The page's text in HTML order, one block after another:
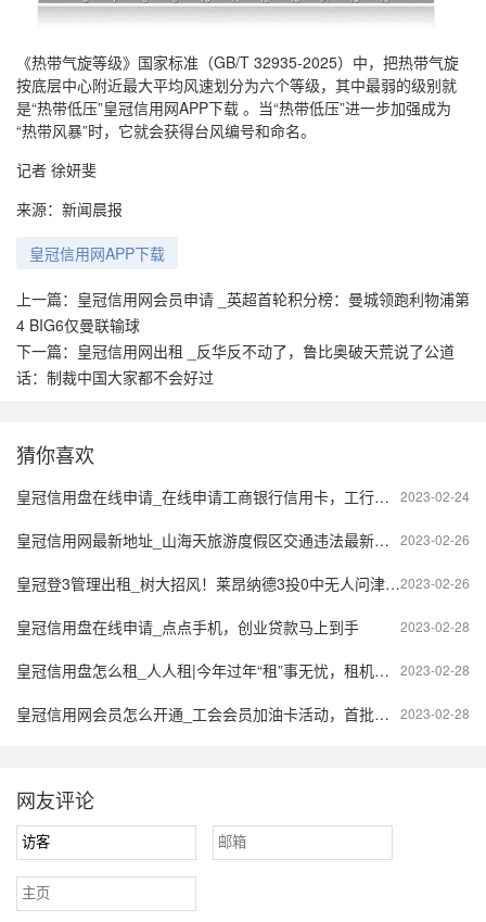
《热带气旋等级》国家标准（GB/T 32935-2025）中，把热带气旋
按底层中心附近最大平均风速划分为六个等级，其中最弱的级别就
是“热带低压”皇冠信用网APP下载 。当“热带低压”进一步加强成为
“热带风暴”时，它就会获得台风编号和命名。
记者 徐妍斐
来源：新闻晨报
皇冠信用网APP下载
上一篇： 皇冠信用网会员申请 _英超首轮积分榜：曼城领跑利物浦第
4 BIG6仅曼联输球
下一篇： 皇冠信用网出租 _反华反不动了，鲁比奥破天荒说了公道
话：制裁中国大家都不会好过
猜你喜欢
2023-02-24
皇冠信用盘在线申请_在线申请工商银行信用卡，工行第二天一句话（你的审核未通过）
2023-02-26
皇冠信用网最新地址_山海天旅游度假区交通违法最新处理地址
2023-02-26
皇冠登3管理出租_树大招风！莱昂纳德3投0中无人问津，若成哈登必口诛笔伐火上浇油
2023-02-28
皇冠信用盘在线申请_点点手机，创业贷款马上到手
2023-02-28
皇冠信用盘怎么租_人人租|今年过年“租”事无忧，租机就上人人租！
2023-02-28
皇冠信用网会员怎么开通_工会会员加油卡活动，首批开通名单已公布，遇到这些问题怎么办？速来了解！
网友评论